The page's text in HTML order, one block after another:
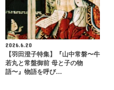
2026.6.20
【羽田澄子特集】『山中常磐〜牛
若丸と常盤御前 母と子の物
語〜』物語を呼び…